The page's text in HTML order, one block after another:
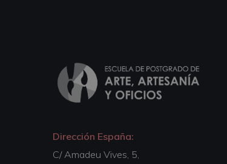
Dirección España:
C/ Amadeu Vives, 5,